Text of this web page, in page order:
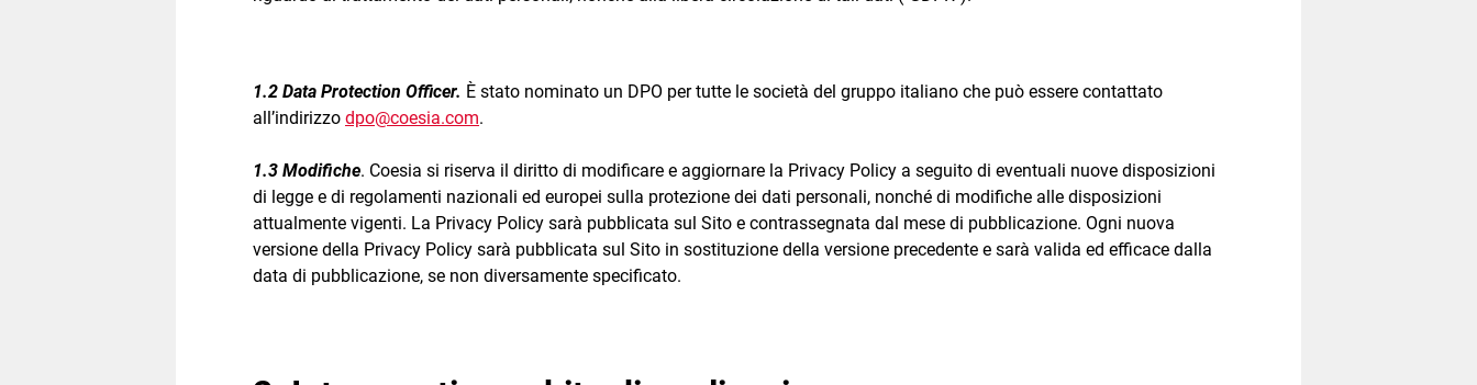
1.2 Data Protection Officer. È stato nominato un DPO per tutte le società del gruppo italiano che può essere contattato
all’indirizzo dpo@coesia.com.
1.3 Modifiche. Coesia si riserva il diritto di modificare e aggiornare la Privacy Policy a seguito di eventuali nuove disposizioni
di legge e di regolamenti nazionali ed europei sulla protezione dei dati personali, nonché di modifiche alle disposizioni
attualmente vigenti. La Privacy Policy sarà pubblicata sul Sito e contrassegnata dal mese di pubblicazione. Ogni nuova
versione della Privacy Policy sarà pubblicata sul Sito in sostituzione della versione precedente e sarà valida ed efficace dalla
data di pubblicazione, se non diversamente specificato.